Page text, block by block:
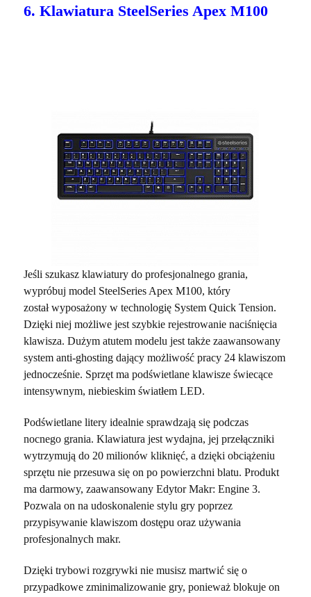
6. Klawiatura SteelSeries Apex M100
Jeśli szukasz klawiatury do profesjonalnego grania,
wypróbuj model SteelSeries Apex M100, który
został wyposażony w technologię System Quick Tension.
Dzięki niej możliwe jest szybkie rejestrowanie naciśnięcia
klawisza. Dużym atutem modelu jest także zaawansowany
system anti-ghosting dający możliwość pracy 24 klawiszom
jednocześnie. Sprzęt ma podświetlane klawisze świecące
intensywnym, niebieskim światłem LED.
Podświetlane litery idealnie sprawdzają się podczas
nocnego grania. Klawiatura jest wydajna, jej przełączniki
wytrzymują do 20 milionów kliknięć, a dzięki obciążeniu
sprzętu nie przesuwa się on po powierzchni blatu. Produkt
ma darmowy, zaawansowany Edytor Makr: Engine 3.
Pozwala on na udoskonalenie stylu gry poprzez
przypisywanie klawiszom dostępu oraz używania
profesjonalnych makr.
Dzięki trybowi rozgrywki nie musisz martwić się o
przypadkowe zminimalizowanie gry, ponieważ blokuje on